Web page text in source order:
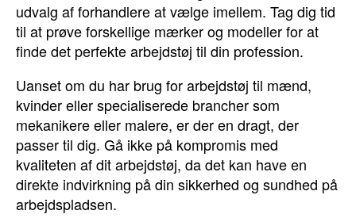
udvalg af forhandlere at vælge imellem. Tag dig tid
til at prøve forskellige mærker og modeller for at
finde det perfekte arbejdstøj til din profession.
Uanset om du har brug for arbejdstøj til mænd,
kvinder eller specialiserede brancher som
mekanikere eller malere, er der en dragt, der
passer til dig. Gå ikke på kompromis med
kvaliteten af dit arbejdstøj, da det kan have en
direkte indvirkning på din sikkerhed og sundhed på
arbejdspladsen.